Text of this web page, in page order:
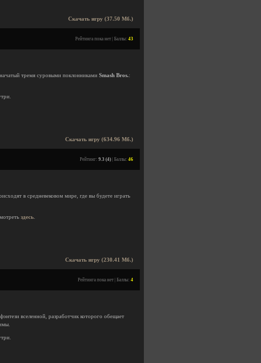
Скачать игру (37.50 Мб.)
Рейтинга пока нет | Баллы: 43
тремя суровыми поклонниками Smash Bros.:
Скачать игру (634.96 Мб.)
Рейтинг: 9.3 (4) | Баллы: 46
в средневековом мире, где вы будете играть
здесь
Скачать игру (230.41 Мб.)
Рейтинга пока нет | Баллы: 4
вселенной, разработчик которого обещает